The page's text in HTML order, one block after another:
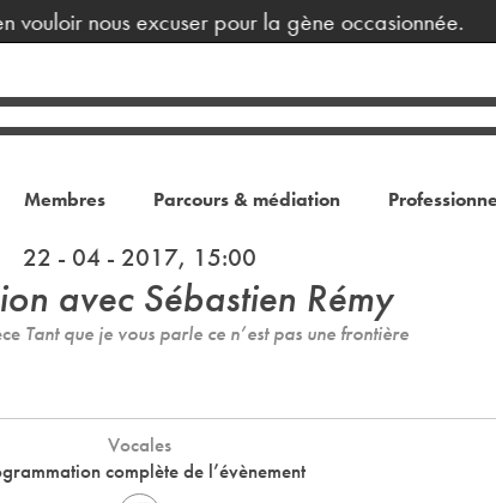
nous excuser pour la gène occasionnée.
Membres Parcours & médiation
22 - 04 - 2017, 15:00
avec Sébastien Rémy
Tant que je vous parle ce n’est pas une frontière
Vocales
complète de l’évènement